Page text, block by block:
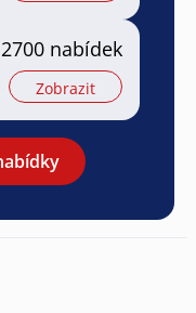
2700 nabídek
Zobrazit